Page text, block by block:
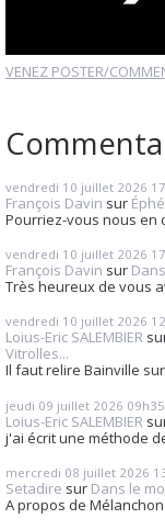
VENEZ POSTER/
vendredi 10 juillet 2026
François Davin sur
Pourriez-vous nous en
vendredi 10 juillet 2026
François Davin sur
Très heureux de vous
vendredi 10 juillet 2026
Loius-Eric SALEMBIER
Vitrolles...
Il faut relire Bainville
jeudi 09 juillet 2026 09h35
Loius-Eric SALEMBIER
j'ai écrit une méthode
mercredi 08 juillet 2026
Setadire sur Dans le
A propos de